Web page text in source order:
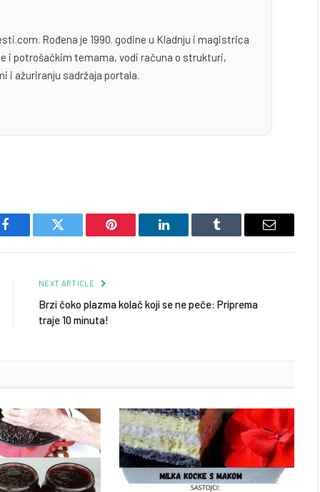
Rođena je 1990. godine u Kladnju i magistrica
i potrošačkim temama, vodi računa o strukturi,
i ažuriranju sadržaja portala.
Facebook Twitter Pinterest LinkedIn Tumblr Email
NEXT ARTICLE
Brzi čoko plazma kolač koji se ne peče: Priprema
traje 10 minuta!